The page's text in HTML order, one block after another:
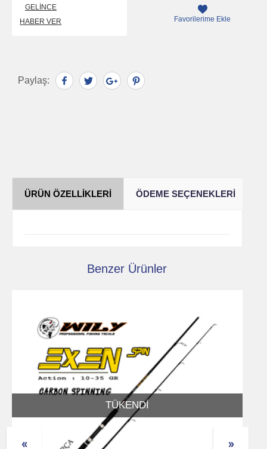
GELINCE
HABER VER
Favorilerime Ekle
Paylaş:
ÜRÜN ÖZELLIKLERI ÖDEME SEÇENEKLERI
Benzer Ürünler
TÜKENDI